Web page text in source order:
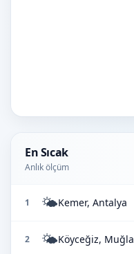
En Sıcak
Anlık ölçüm
1 🌤️Kemer, Antalya
2 🌤️Köyceğiz, Muğla